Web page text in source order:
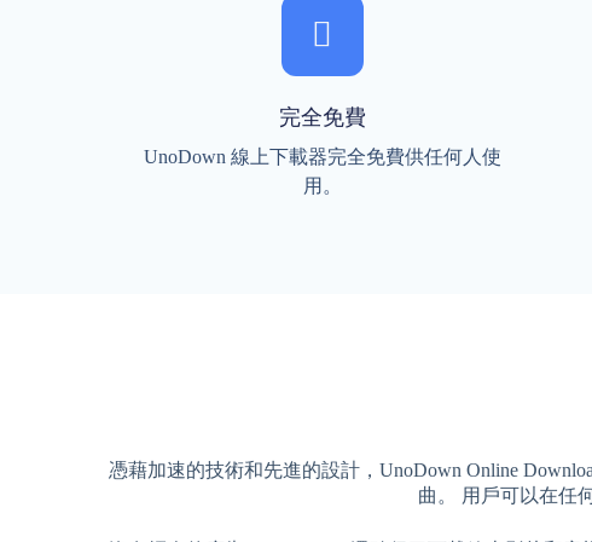
完全免費
UnoDown 線上下載器完全免費供任何人使
用。
憑藉加速的技術和先進的設計，UnoDown Online
曲。 用戶可以在任